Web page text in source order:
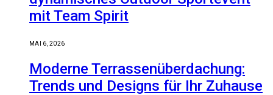
mit Team Spirit
MAI 6, 2026
Moderne Terrassenüberdachung:
Trends und Designs für Ihr Zuhause